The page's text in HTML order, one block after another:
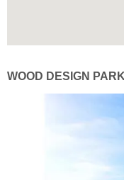
WOOD DESIGN